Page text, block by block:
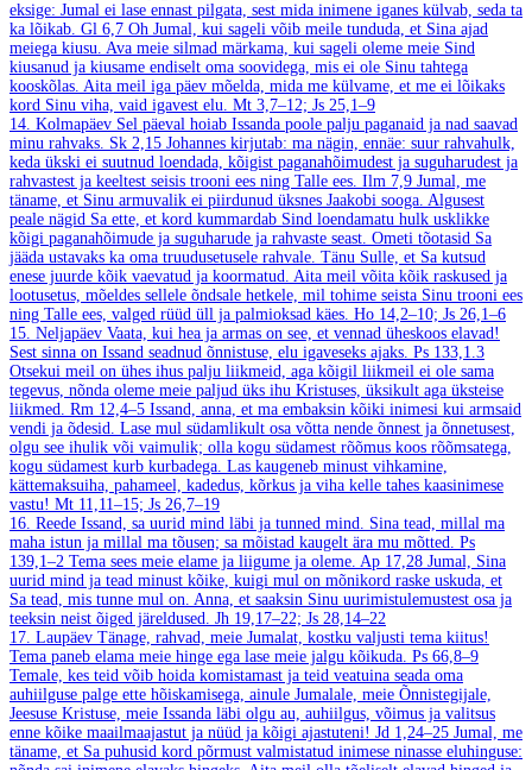
eksige: Jumal ei lase ennast pilgata, sest mida inimene iganes külvab, seda ta
ka lõikab. Gl 6,7 Oh Jumal, kui sageli võib meile tunduda, et Sina ajad
meiega kiusu. Ava meie silmad märkama, kui sageli oleme meie Sind
kiusanud ja kiusame endiselt oma soovidega, mis ei ole Sinu tahtega
kooskõlas. Aita meil iga päev mõelda, mida me külvame, et me ei lõikaks
kord Sinu viha, vaid igavest elu. Mt 3,7–12; Js 25,1–9
14. Kolmapäev Sel päeval hoiab Issanda poole palju paganaid ja nad saavad
minu rahvaks. Sk 2,15 Johannes kirjutab: ma nägin, ennäe: suur rahvahulk,
keda ükski ei suutnud loendada, kõigist paganahõimudest ja suguharudest ja
rahvastest ja keeltest seisis trooni ees ning Talle ees. Ilm 7,9 Jumal, me
täname, et Sinu armuvalik ei piirdunud üksnes Jaakobi sooga. Algusest
peale nägid Sa ette, et kord kummardab Sind loendamatu hulk usklikke
kõigi paganahõimude ja suguharude ja rahvaste seast. Ometi tõotasid Sa
jääda ustavaks ka oma truudusetusele rahvale. Tänu Sulle, et Sa kutsud
enese juurde kõik vaevatud ja koormatud. Aita meil võita kõik raskused ja
lootusetus, mõeldes sellele õndsale hetkele, mil tohime seista Sinu trooni ees
ning Talle ees, valged rüüd üll ja palmioksad käes. Ho 14,2–10; Js 26,1–6
15. Neljapäev Vaata, kui hea ja armas on see, et vennad üheskoos elavad!
Sest sinna on Issand seadnud õnnistuse, elu igaveseks ajaks. Ps 133,1.3
Otsekui meil on ühes ihus palju liikmeid, aga kõigil liikmeil ei ole sama
tegevus, nõnda oleme meie paljud üks ihu Kristuses, üksikult aga üksteise
liikmed. Rm 12,4–5 Issand, anna, et ma embaksin kõiki inimesi kui armsaid
vendi ja õdesid. Lase mul südamlikult osa võtta nende õnnest ja õnnetusest,
olgu see ihulik või vaimulik; olla kogu südamest rõõmus koos rõõmsatega,
kogu südamest kurb kurbadega. Las kaugeneb minust vihkamine,
kättemaksuiha, pahameel, kadedus, kõrkus ja viha kelle tahes kaasinimese
vastu! Mt 11,11–15; Js 26,7–19
16. Reede Issand, sa uurid mind läbi ja tunned mind. Sina tead, millal ma
maha istun ja millal ma tõusen; sa mõistad kaugelt ära mu mõtted. Ps
139,1–2 Tema sees meie elame ja liigume ja oleme. Ap 17,28 Jumal, Sina
uurid mind ja tead minust kõike, kuigi mul on mõnikord raske uskuda, et
Sa tead, mis tunne mul on. Anna, et saaksin Sinu uurimistulemustest osa ja
teeksin neist õiged järeldused. Jh 19,17–22; Js 28,14–22
17. Laupäev Tänage, rahvad, meie Jumalat, kostku valjusti tema kiitus!
Tema paneb elama meie hinge ega lase meie jalgu kõikuda. Ps 66,8–9
Temale, kes teid võib hoida komistamast ja teid veatuina seada oma
auhiilguse palge ette hõiskamisega, ainule Jumalale, meie Õnnistegijale,
Jeesuse Kristuse, meie Issanda läbi olgu au, auhiilgus, võimus ja valitsus
enne kõike maailmaajastut ja nüüd ja kõigi ajastuteni! Jd 1,24–25 Jumal, me
täname, et Sa puhusid kord põrmust valmistatud inimese ninasse eluhinguse: